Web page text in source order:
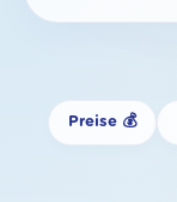
Preise 💰